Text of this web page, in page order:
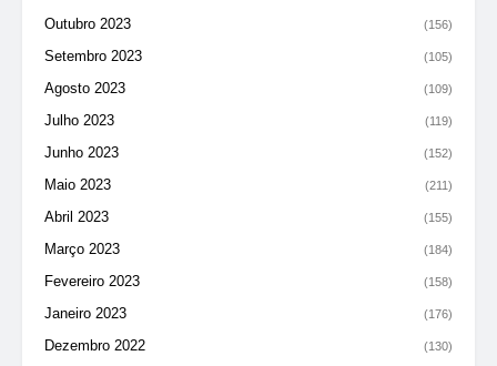
Outubro 2023 (156)
Setembro 2023 (105)
Agosto 2023 (109)
Julho 2023 (119)
Junho 2023 (152)
Maio 2023 (211)
Abril 2023 (155)
Março 2023 (184)
Fevereiro 2023 (158)
Janeiro 2023 (176)
Dezembro 2022 (130)